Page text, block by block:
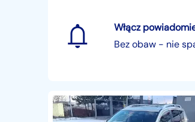
Włącz
Bez obaw - nie